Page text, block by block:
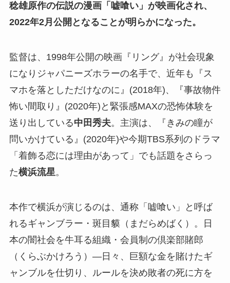
稔雄原作の伝説の漫画「 嘘喰い」が映画化され、
2022年2月公開となることが明らかになった。
監督は、1998年公開の映画『リング』が社会現象
になりジャパニーズホラーの名手で、近年も『ス
マホを落としただけなのに』(2018年)、『事故物件
怖い間取り』(2020年)と緊張感MAXの恐怖体験を
送り出している中田秀夫。主演は、『きみの瞳が
問いかけている』(2020年)や今期TBS系列のドラマ
「着飾る恋には理由があって」でも話題をさらっ
た横浜流星。
本作で横浜が演じるのは、通称「嘘喰い」と呼ば
れるギャンブラー・斑目貘（まだらめばく）。日
本の闇社会を牛耳る組織・会員制の倶楽部賭郎
（くらぶかけろう）―日々、巨額な金を賭けたギ
ャンブルを仕切り、ルールを決め敗者の死に方を